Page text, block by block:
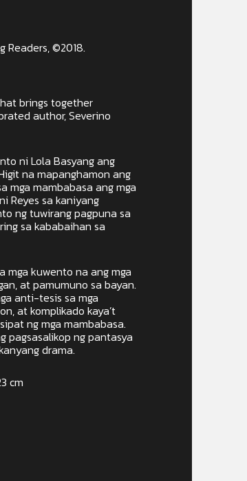
Readers, ©2018.
brings together
author, Severino
ni Lola Basyang ang
na mapanghamon ang
mga mambabasa ang mga
Reyes sa kaniyang
ng tuwirang pagpuna sa
sa kababaihan sa
mga kuwento na ang mga
at pamumuno sa bayan.
anti-tesis sa mga
at komplikado kaya’t
ng mga mambabasa.
pagsasalikop ng pantasya
drama.
cm